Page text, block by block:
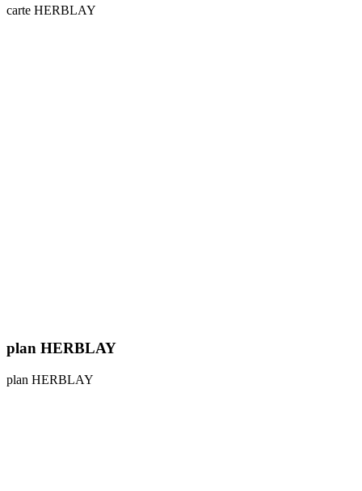
carte HERBLAY
plan HERBLAY
plan HERBLAY